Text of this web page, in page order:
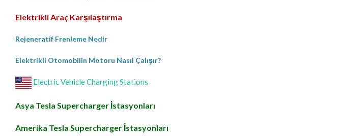
Elektrikli Araç Karşılaştırma
Rejeneratif Frenleme Nedir
Elektrikli Otomobilin Motoru Nasıl Çalışır?
Electric Vehicle Charging Stations
Asya Tesla Supercharger İstasyonları
Amerika Tesla Supercharger İstasyonları